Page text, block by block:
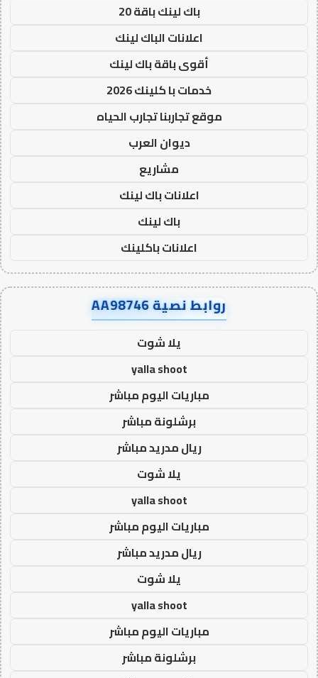
باك لينك باقة 20
اعلانات الباك لينك
أقوى باقة باك لينك
خدمات با كلينك 2026
موقع تجاربنا تجارب الحياه
ديوان العرب
مشاريع
اعلانات باك لينك
باك لينك
اعلانات باكلينك
روابط نصية AA98746
يلا شوت
yalla shoot
مباريات اليوم مباشر
برشلونة مباشر
ريال مدريد مباشر
يلا شوت
yalla shoot
مباريات اليوم مباشر
ريال مدريد مباشر
يلا شوت
yalla shoot
مباريات اليوم مباشر
برشلونة مباشر